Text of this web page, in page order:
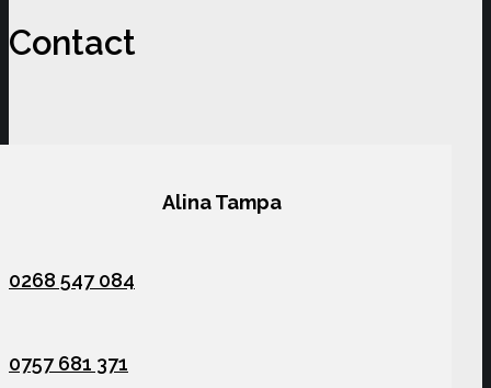
Contact
Alina Tampa
0268 547 084
0757 681 371